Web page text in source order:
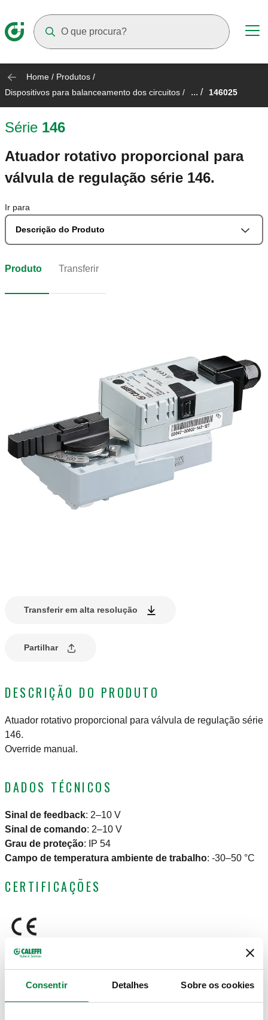
Consentir Detalhes Sobre os cookies
Home / Produtos /
Dispositivos para balanceamento dos circuitos / ... / 146025
Série 146
Atuador rotativo proporcional para
válvula de regulação série 146.
Ir para
Descrição do Produto
Produto Transferir
Transferir em alta resolução
Partilhar
DESCRIÇÃO DO PRODUTO
Atuador rotativo proporcional para válvula de regulação série
146.
Override manual.
DADOS TÉCNICOS
Sinal de feedback: 2–10 V
Sinal de comando: 2–10 V
Grau de proteção:
IP 54
Campo de temperatura ambiente de trabalho: -30–50 °C
CERTIFICAÇÕES
DESENHOS E ESPECIFICAÇÕES